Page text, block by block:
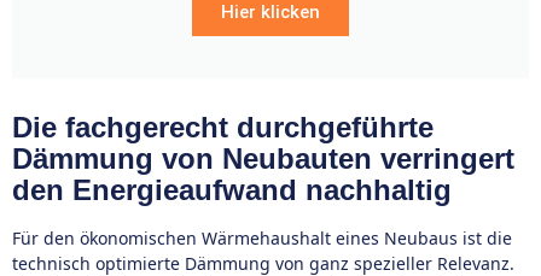
Hier klicken
Die fachgerecht durchgeführte
Dämmung von Neubauten verringert
den Energieaufwand nachhaltig
Für den ökonomischen Wärmehaushalt eines Neubaus ist die
technisch optimierte Dämmung von ganz spezieller Relevanz.